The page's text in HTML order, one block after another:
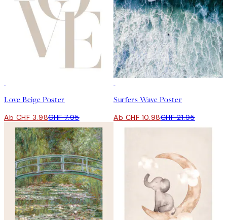
Love Beige Poster
Ab CHF 3.98CHF 7.95
Surfers Wave Poster
Ab CHF 10.98CHF 21.95